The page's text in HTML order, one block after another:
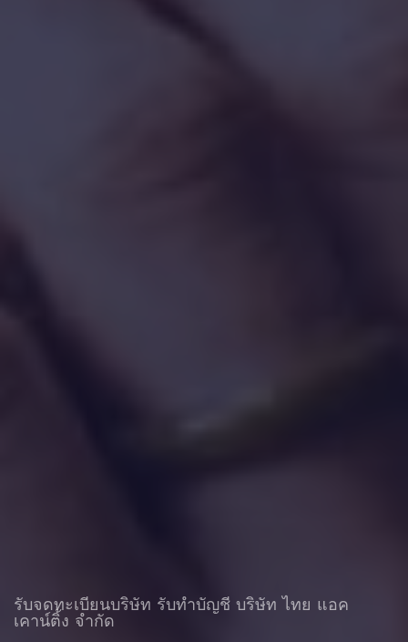
รับจดทะเบียนบริษัท รับทําบัญชี บริษัท ไทย แอค
เคาน์ติ้ง จำกัด